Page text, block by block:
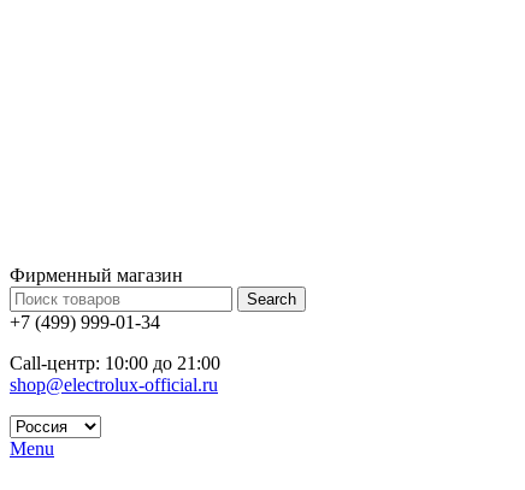
Фирменный магазин
Search
+7 (499) 999-01-34
Call-центр: 10:00 до 21:00
shop@electrolux-official.ru
Menu